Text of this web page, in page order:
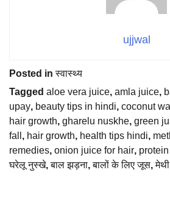
ujjwal
Posted inस्वास्थ्य
Tagged aloe vera juice, amla juice,
upay, beauty tips in hindi, coconut
hair growth, gharelu nuskhe, green
fall , hair growth, health tips hindi,
remedies, onion juice for hair,
घरेलू नुस्खे,बाल झड़ना,बालों के लिए जूस,